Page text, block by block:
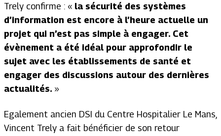
Trely confirme : « la sécurité des systèmes
d’information est encore à l’heure actuelle un
projet qui n’est pas simple à engager. Cet
évènement a été idéal pour approfondir le
sujet avec les établissements de santé et
engager des discussions autour des dernières
actualités. »
Egalement ancien DSI du Centre Hospitalier Le Mans,
Vincent Trely a fait bénéficier de son retour